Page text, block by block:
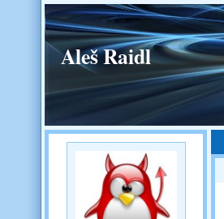
Aleš Raidl